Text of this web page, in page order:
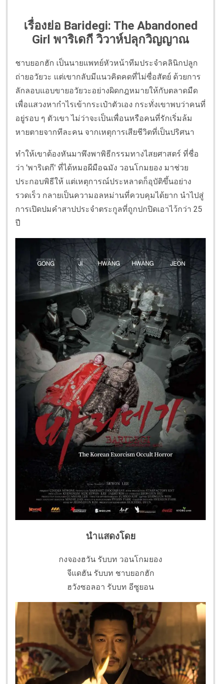
เรื่องย่อ Baridegi: The Abandoned
Girl พาริเดกี วิวาห์ปลุกวิญญาณ
ชาบยอกฮัก เป็นนายแพทย์หัวหน้าทีมประจำคลินิกปลูก
ถ่ายอวัยวะ แต่เขากลับมีแนวคิดคดที่ไม่ซื่อสัตย์ ด้วยการ
ลักลอบแอบขายอวัยวะอย่างผิดกฎหมายให้กับตลาดมืด
เพื่อแสวงหากำไรเข้ากระเป๋าตัวเอง กระทั่งเขาพบว่าคนที่
อยู่รอบ ๆ ตัวเขา ไม่ว่าจะเป็นเพื่อนหรือคนที่รักเริ่มล้ม
หายตายจากทีละคน จากเหตุการเสียชีวิตที่เป็นปริศนา
ทำให้เขาต้องหันมาพึงพาพิธีกรรมทางไสยศาสตร์ ที่ชื่อ
ว่า 'พาริเดกี' ที่ได้หมอผีมือฉมัง วอนโกมยอง มาช่วย
ประกอบพิธีให้ แต่เหตุการณ์ประหลาดก็อุบัติขึ้นอย่าง
รวดเร็ว กลายเป็นความอลหม่านที่ควบคุมได้ยาก นำไปสู่
การเปิดปมคำสาปประจำตระกูลที่ถูกปกปิดเอาไว้กว่า 25
ปี
นำแสดงโดย
กงจองฮวัน รับบท วอนโกมยอง
จีแดฮัน รับบท ชาบยอกฮัก
ฮวังซอลอา รับบท อีซูยอน